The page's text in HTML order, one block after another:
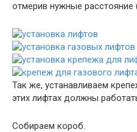
отмерив нужные
Так же, устанавливаем
этих лифтах должны
Собираем короб.